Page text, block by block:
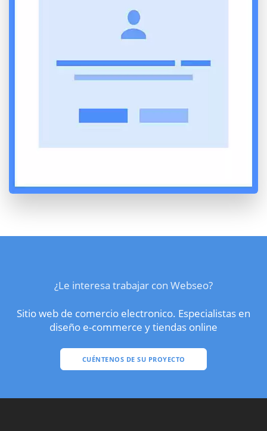
¿Le interesa trabajar con Webseo?
Sitio web de comercio electronico. Especialistas en
diseño e-commerce y tiendas online
CUÉNTENOS DE SU PROYECTO